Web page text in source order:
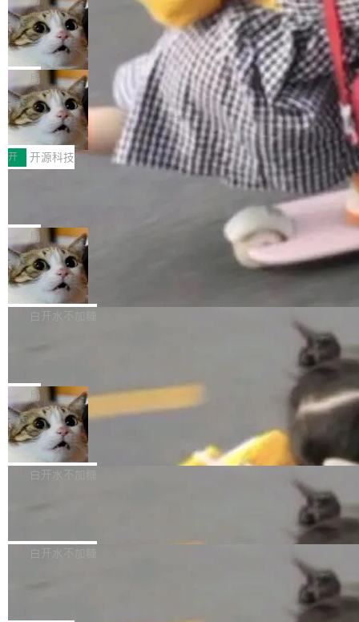
现实 过去两年，CIO们的焦虑清单上多了两项：
一是如何让大模型和智能体应用安全地从PoC走
向生产，二是如何让测试团队跟得上AI应用...
设置，如果用布尔值 + 可空字段来表示——bool
ean 表示是否可切换，nullable 的默认模式、浅
色方案、深色方案——会产生大量无意义的组
合。方案缺了、配置冲突了、全 null 了。要知道
哪些组合有效，作者说，你得靠"文档、校验、或
者部落知识"。 换个写法。Rust 的 enum，两个
变体：Switchable...
个"AI 知识库 + 聊天机器人"——每个大厂都在
做，没什么新鲜的。 但 Kenton Varda 在 Twitte
r 上把事情说清楚了： 今天我们发布了 Cloudfla
re OS，一个带连接器的聊天机器人，跟其他所
有科技公司做的一样。只不过，实际上它不一
样。这是 Sandstorm.io 的重制版，我十年前的
那个创业公司。不同的是，这次它构建在 Cloudf
lare Workers 上——我花了九年时间搭建的平台
——并且深度集成了 AI。这基本上是我十年秘密
Deno 团队开源 Celld，可自托管的分
布式 Durable Objects
Ryan Dahl 领导的 Deno 团队推出了最新开源项
目 Celld，一个能在自己机器上运行 Cloudflare
Workers 和 Durable Objects 的守护进程。 设
计思路很直接：每个对象是一个独立的 SQLite
数据库，按名称寻址，复制到你自己的 S3 兼容
存储库里。节点之间只通过这个存储库协调——
没有控制平面，没有共识协议。每个对象自带一
个小型数据库，应用天然按分片构建，单个数据
库的竞争和爆炸半径问题在设计层面就被消除
了。 闲置的 cell 会休眠到几乎不占资源。当 cel
l 迁移或唤醒时，新宿主从 S3 恢复 SQLite 数据
库继续执行。存储库是持久化的唯一真相...
局
鲁大师7月新机性能/流畅/AI榜：vivo夺
性能、流畅双第一，三星Galaxy Z系列
新折叠缺席
2026年7月的手机市场，由于存储等硬件成本暴
增，手机厂商的日子也不好过啊，新机速度明显
放缓，因此硝烟味淡了许多。新机参数规格除开
高价的三星折叠（三星Galaxy Z Fold8 Ultra / Z
Fold8 / Z Flip8）外，其余要么是中低端机器，
例如iQOO Z11i、REDMI Note 17、REDMI No
te 17 Pro、OPPO K15，要么是vivo X300 E这
样的次旗舰。 Galaxy Z Fold8 Ultra / Z Fold8 /
Z Flip8三款折叠屏新机均在7月22日发布，且全
部搭载骁龙8 Elite Gen5 for Galaxy，它们本该
开 开源科技
Zed 编辑器团队发布了新项目——DeltaDB，一
个在 git commit 之间记录每一次编辑操作的版
本控制系统。目前处于 Early Access 阶段。 De
ltaDB 的核心思路直接写在 landing page 最显
眼的位置：「Software is made between com
mits」——软件是在 commit 之间写出来的。git
是把这段空隙补上。 回退到任何一次编辑：Delt
aDB 捕获 commit 之间的每一次操作，...
局
SpaceXAI 单季资本开支达 183 亿美元
根据风险投资人Tomer Tunguz 博客（VC 分
析）披露的最新分析与第二季度业绩报告，Spac
微软同期总资本开支的四成。 与亚马逊、Alpha
bet、微软以及 Meta 等传统科技巨头相比，Spa
ceXAI的资金消耗速度尤为引人瞩目。然而，支
撑庞大支出的资金来源却呈现出截然不同的面
貌。数据显示，微软和 Meta 主要依托充沛的经
白开水不加糖
一个在终端里运行的编程 agent；Muse Spark
1.2，驱动这个 agent 的新模型。一句话概括：
你可以用 curl -fsSL https://dev.meta.ai/install.
sh | bash 安装一个能在大项目里自动规划、写
代码、验证结果的 AI 终端工具。 据介绍，Muse
个主 agent 循环，外加一组后台 agent。这些后
局
美团开源 LoHoSearch，用知识图谱校
准 AI 能力认知
机器出题的前提，是让机器拥有全局视野。整个
构建流程可以分为四个环节：建图 → 控制难度
白开水不加糖
库，并将作为transport接入Mooncake TENT。
白开水不加糖